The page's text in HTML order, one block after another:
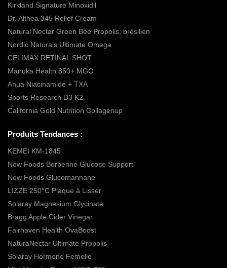
Kirkland Signature Minoxidil
Dr. Althea 345 Relief Cream
Natural Nectar Green Bee Propolis, brésilien
Nordic Naturals Ultimate Omega
CELIMAX RETINAL SHOT
Manuka Health 850+ MGO
Anua Niacinamide + TXA
Sports Research D3 K2
California Gold Nutrition Collagenup
Produits Tendances :
KEMEI KM-1845
Now Foods Berberine Glucose Support
Now Foods Glucomannane
LIZZE 250°C Plaque à Lisser
Solaray Magnesium Glycinate
Bragg Apple Cider Vinegar
Fairhaven Health OvaBoost
NaturaNectar Ultimate Propolis
Solaray Hormone Femelle